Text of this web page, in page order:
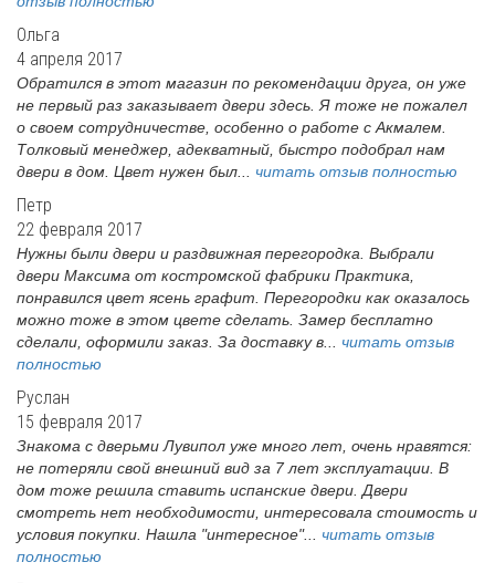
Ольга
4 апреля 2017
Обратился в этот магазин по рекомендации друга, он уже
не первый раз заказывает двери здесь. Я тоже не пожалел
о своем сотрудничестве, особенно о работе с Акмалем.
Толковый менеджер, адекватный, быстро подобрал нам
двери в дом. Цвет нужен был... читать отзыв полностью
Петр
22 февраля 2017
Нужны были двери и раздвижная перегородка. Выбрали
двери Максима от костромской фабрики Практика,
понравился цвет ясень графит. Перегородки как оказалось
можно тоже в этом цвете сделать. Замер бесплатно
сделали, оформили заказ. За доставку в... читать отзыв
полностью
Руслан
15 февраля 2017
Знакома с дверьми Лувипол уже много лет, очень нравятся:
не потеряли свой внешний вид за 7 лет эксплуатации. В
дом тоже решила ставить испанские двери. Двери
смотреть нет необходимости, интересовала стоимость и
условия покупки. Нашла "интересное"... читать отзыв
полностью